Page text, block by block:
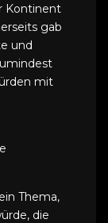
Kontinent
gab
und
mit
Thema,
die